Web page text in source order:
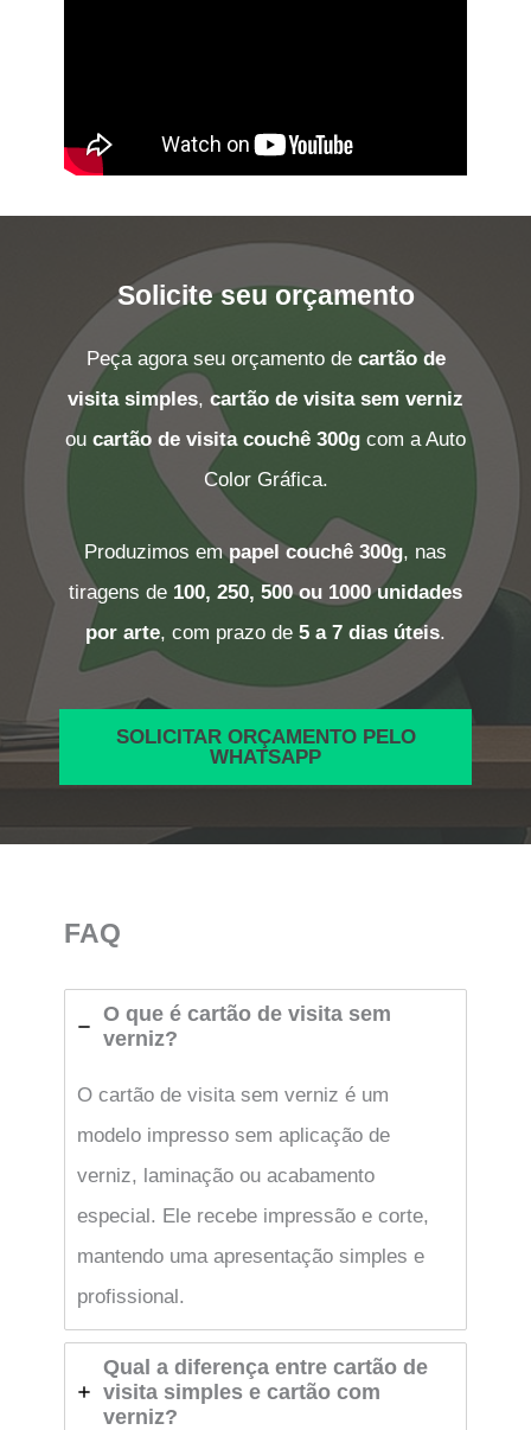
Solicite seu orçamento
Peça agora seu orçamento de cartão de
visita simples, cartão de visita sem verniz
ou cartão de visita couchê 300g com a Auto
Color Gráfica.
Produzimos empapel couchê 300g, nas
tiragens de 100, 250, 500 ou 1000 unidades
por arte, com prazo de 5 a 7 dias úteis.
SOLICITAR ORÇAMENTO PELO
WHATSAPP
FAQ
O que é cartão de visita sem
verniz?
O cartão de visita sem verniz é um
modelo impresso sem aplicação de
verniz, laminação ou acabamento
especial. Ele recebe impressão e corte,
mantendo uma apresentação simples e
profissional.
Qual a diferença entre cartão de
visita simples e cartão com
verniz?